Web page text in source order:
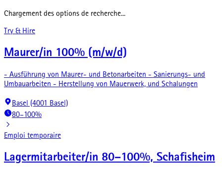
Chargement des options de recherche...
Try & Hire
Maurer/in 100% (m/w/d)
- Ausführung von Maurer- und Betonarbeiten - Sanierungs- und
Umbauarbeiten - Herstellung von Mauerwerk, und Schalungen
Basel (4001 Basel)
80–100%
Emploi temporaire
Lagermitarbeiter/in 80–100%, Schafisheim